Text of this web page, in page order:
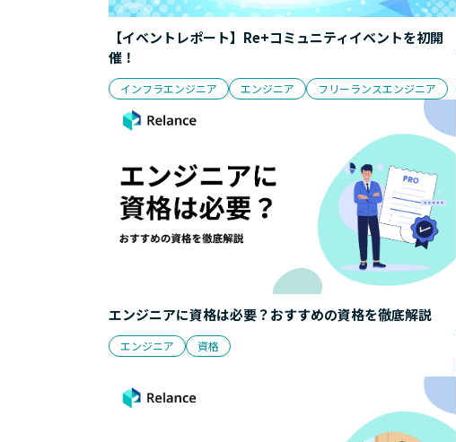
【イベントレポート】Re+コミュニティイベントを初開
催！
インフラエンジニア エンジニア フリーランスエンジニア
エンジニアに資格は必要？おすすめの資格を徹底解説
エンジニア 資格